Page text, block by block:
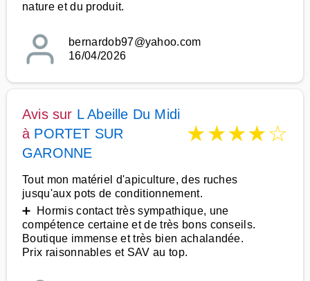
nature et du produit.
bernardob97@yahoo.com
16/04/2026
Avis sur L Abeille Du Midi
à PORTET SUR
GARONNE
★★★★☆
Tout mon matériel d'apiculture, des ruches
jusqu'aux pots de conditionnement.
➕ Hormis contact très sympathique, une
compétence certaine et de très bons conseils.
Boutique immense et très bien achalandée.
Prix raisonnables et SAV au top.